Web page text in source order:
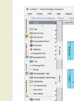
d
C
hi